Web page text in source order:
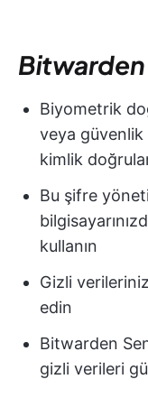
Bitwarden
Biyometrik
veya güvenlik
kimlik
Bu şifre
kullanın
Gizli
edin
Bitwarden
gizli verileri